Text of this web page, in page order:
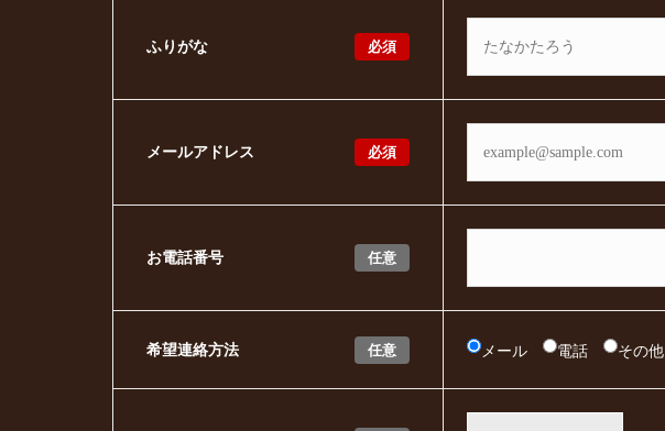
必須
ふりがな
必須
メールアドレス
任意
お電話番号
任意
希望連絡方法 メール 電話 その他